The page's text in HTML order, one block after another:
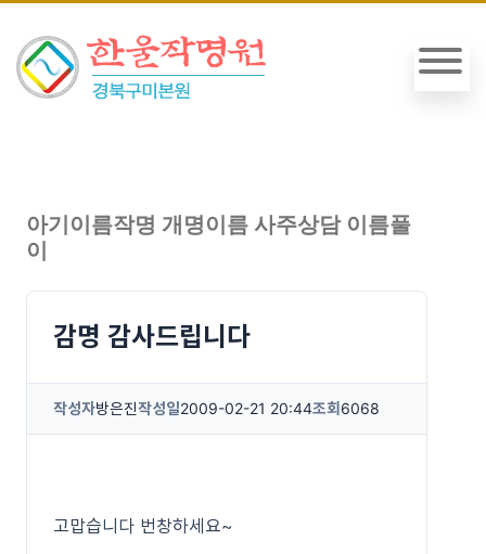
아기이름작명 개명이름 사주상담 이름풀
이
감명 감사드립니다
작성자방은진작성일2009-02-21 20:44조회 6068
고맙습니다 번창하세요~